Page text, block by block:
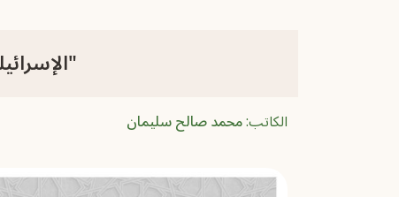
الكاتب:محمد صالح سليمان